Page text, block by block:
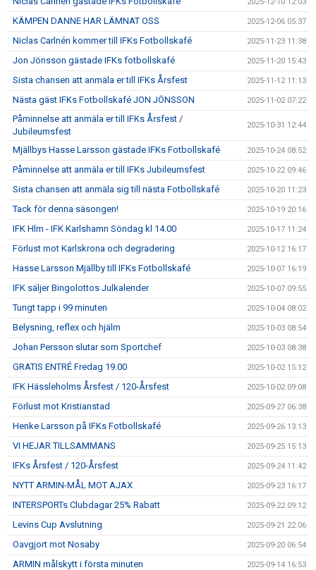
KÄMPEN DANNE HAR LÄMNAT OSS 2025-12-06 05:37
Niclas Carlnén kommer till IFKs Fotbollskafé 2025-11-23 11:38
Jon Jönsson gästade IFKs fotbollskafé 2025-11-20 15:43
Sista chansen att anmäla er till IFKs Årsfest 2025-11-12 11:13
Nästa gäst IFKs Fotbollskafé JON JÖNSSON 2025-11-02 07:22
Påminnelse att anmäla er till IFKs Årsfest /
Jubileumsfest
2025-10-31 12:44
Mjällbys Hasse Larsson gästade IFKs Fotbollskafé 2025-10-24 08:52
Påminnelse att anmäla er till IFKs Jubileumsfest 2025-10-22 09:46
Sista chansen att anmäla sig till nästa Fotbollskafé 2025-10-20 11:23
Tack för denna säsongen! 2025-10-19 20:16
IFK Hlm - IFK Karlshamn Söndag kl 14.00 2025-10-17 11:24
Förlust mot Karlskrona och degradering 2025-10-12 16:17
Hasse Larsson Mjällby till IFKs Fotbollskafé 2025-10-07 16:19
IFK säljer Bingolottos Julkalender 2025-10-07 09:55
Tungt tapp i 99 minuten 2025-10-04 08:02
Belysning, reflex och hjälm 2025-10-03 08:54
Johan Persson slutar som Sportchef 2025-10-03 08:38
GRATIS ENTRÉ Fredag 19.00 2025-10-02 15:12
IFK Hässleholms Årsfest / 120-Årsfest 2025-10-02 09:08
Förlust mot Kristianstad 2025-09-27 06:38
Henke Larsson på IFKs Fotbollskafé 2025-09-26 13:13
VI HEJAR TILLSAMMANS 2025-09-25 15:13
IFKs Årsfest / 120-Årsfest 2025-09-24 11:42
NYTT ARMIN-MÅL MOT AJAX 2025-09-23 16:17
INTERSPORTs Clubdagar 25% Rabatt 2025-09-22 09:12
Levins Cup Avslutning 2025-09-21 22:06
Oavgjort mot Nosaby 2025-09-20 06:54
ARMIN målskytt i första minuten 2025-09-14 16:53